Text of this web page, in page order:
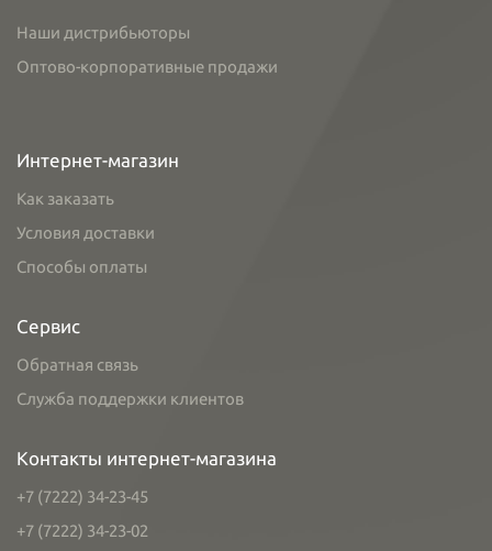
Наши дистрибьюторы
Оптово-корпоративные продажи
Интернет-магазин
Как заказать
Условия доставки
Способы оплаты
Сервис
Обратная связь
Служба поддержки клиентов
Контакты интернет-магазина
+7 (7222) 34-23-45
+7 (7222) 34-23-02